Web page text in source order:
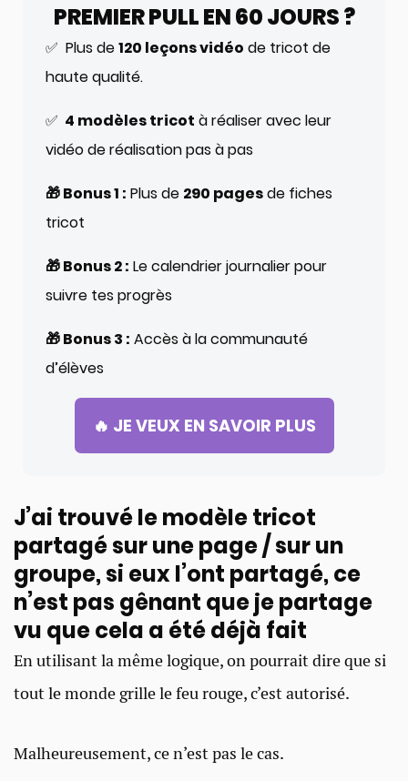
PREMIER PULL EN 60 JOURS ?
✅ Plus de120 leçons vidéo de tricot de
haute qualité.
✅ 4 modèles tricot à réaliser avec leur
vidéo de réalisation pas à pas
🎁 Bonus 1 : Plus de 290 pagesde fiches
tricot
🎁 Bonus 2 : Le calendrier journalier pour
suivre tes progrès
🎁 Bonus 3 : Accès à la communauté
d’élèves
🔥 JE VEUX EN SAVOIR PLUS
J’ai trouvé le modèle tricot
partagé sur une page / sur un
groupe, si eux l’ont partagé, ce
n’est pas gênant que je partage
vu que cela a été déjà fait
En utilisant la même logique, on pourrait dire que si
tout le monde grille le feu rouge, c’est autorisé.
Malheureusement, ce n’est pas le cas.